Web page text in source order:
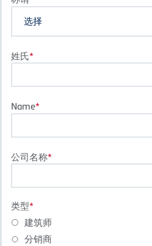
姓氏
Name
公司名称
类型
建筑师
分销商